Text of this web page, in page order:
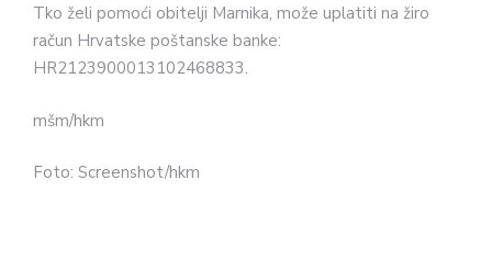
Tko želi pomoći obitelji Marnika, može uplatiti na žiro
račun Hrvatske poštanske banke:
HR2123900013102468833.
mšm/hkm
Foto: Screenshot/hkm